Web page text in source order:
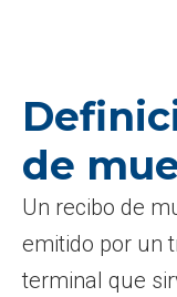
de
Un recibo de
emitido por un
terminal que